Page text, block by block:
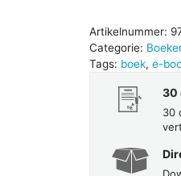
60
minuten
aantal
Artikelnummer:
Categorie:
Tags: boek, e-
30
30